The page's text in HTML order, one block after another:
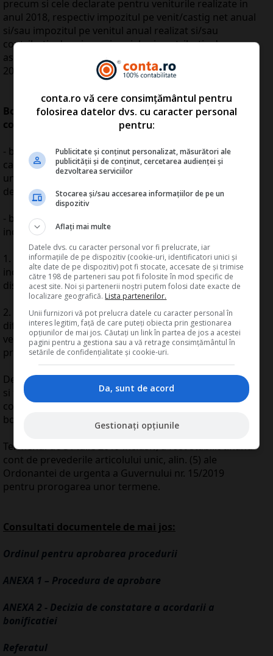
precum si cele declarate pentru veniturile realizate in
anul 2018, respectiv impozitul pe venit/castig net anual
si/sau impozitul pe venitul anual realizat si/sau
contributia de asigurari sociale si contributia de
asigurari sociale de sanatate datorate pentru anul
2018.
Bonificatiile se acorda cu respectarea urmatoarelor
conditii:
- bonificatia prevazuta la lit. a) se acorda in situatia in
care, pana la 15 decembrie 2018 inclusiv, a fost achitat
un procent de cel putin 95 % din obligatia fiscala
declarata, aferenta veniturilor estimate in anul 2018.
- bonificatia prevazuta la lit. b) se acorda, daca sunt
indeplinite cumulativ urmatoarele conditii:
1. declaratia unica a fost depusa pana la 31 iulie 2018
inclusiv, prin mijloace electronice de transmitere la
distanta;
2. a fost achitata, pana la 31 iulie 2019 inclusiv,
diferenta dintre obligatia fiscala declarata aferenta
veniturilor realizate in anul 2018 si valoarea bonificatiei
prevazuta la lit. a).
De asemenea, aceleasi dispozitii legale reglementeaza
si faptul ca, in cazul in care sunt indeplinite cumulativ
conditiile mai sus prezentate, se aplica ambele
bonificatii.
Termenul de 31 iulie 2019 inclusiv, a fost stabilit tinand
cont de prevederile articolului unic, alin. (5) ale
Ordonantei de urgenta a Guvernului nr. 15/2019
pentru prorogarea unor termene.
Consultati documentele de mai jos:
Ordinul pentru aprobarea procedurii
ANEXA 1 – Procedura de aprobare
ANEXA 2 - Decizia de constatare a acordarii a
bonificatiei
Referatul
conta.ro vă cere consimțământul pentru
folosirea datelor dvs. cu caracter personal
pentru:
Publicitate și conținut personalizat, măsurători ale
publicității și de conținut, cercetarea audienței și
dezvoltarea serviciilor
Stocarea și/sau accesarea informațiilor de pe un
dispozitiv
Aflați mai multe
Datele dvs. cu caracter personal vor fi prelucrate, iar
informațiile de pe dispozitiv (cookie-uri, identificatori unici și
alte date de pe dispozitiv) pot fi stocate, accesate de și trimise
către 198 de parteneri sau pot fi folosite în mod specific de
acest site. Noi și partenerii noștri putem folosi date exacte de
localizare geografică. Lista partenerilor.
Unii furnizori vă pot prelucra datele cu caracter personal în
interes legitim, față de care puteți obiecta prin gestionarea
opțiunilor de mai jos. Căutați un link în partea de jos a acestei
pagini pentru a gestiona sau a vă retrage consimțământul în
setările de confidențialitate și cookie-uri.
Da, sunt de acord
Gestionați opțiunile